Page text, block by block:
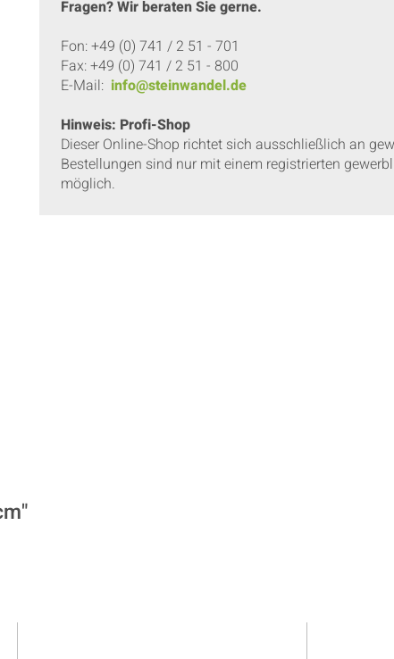
Fragen? Wir beraten Sie gerne.
Fon: +49 (0) 741 / 2 51 - 701
Fax: +49 (0) 741 / 2 51 - 800
E-Mail: info@steinwandel.de
Hinweis: Profi-Shop
Dieser Online-Shop richtet sich ausschließlich an
Bestellungen sind nur mit einem registrierten
möglich.